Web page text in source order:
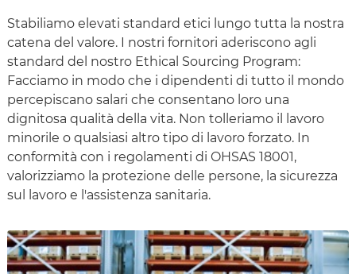
Stabiliamo elevati standard etici lungo tutta la nostra
catena del valore. I nostri fornitori aderiscono agli
standard del nostro Ethical Sourcing Program:
Facciamo in modo che i dipendenti di tutto il mondo
percepiscano salari che consentano loro una
dignitosa qualità della vita. Non tolleriamo il lavoro
minorile o qualsiasi altro tipo di lavoro forzato. In
conformità con i regolamenti di OHSAS 18001,
valorizziamo la protezione delle persone, la sicurezza
sul lavoro e l'assistenza sanitaria.